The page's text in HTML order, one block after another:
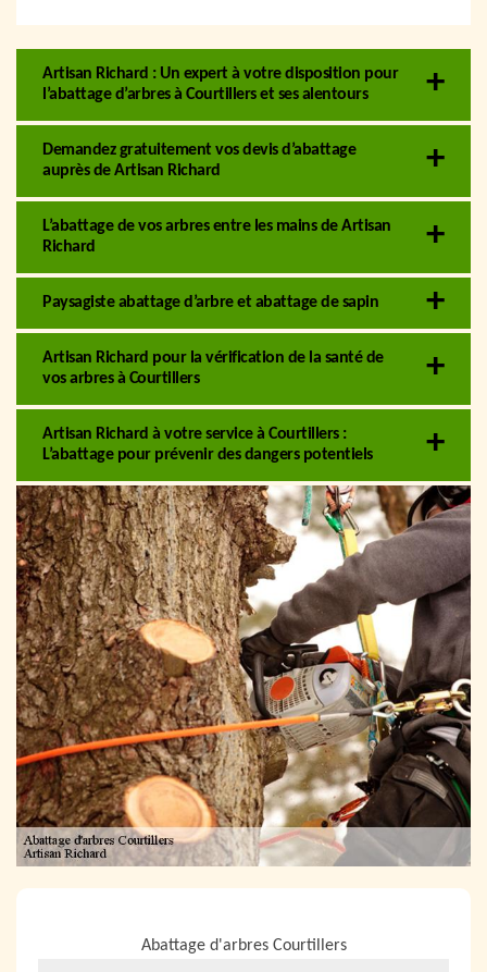
Artisan Richard : Un expert à votre disposition pour
l’abattage d’arbres à Courtillers et ses alentours
Demandez gratuitement vos devis d’abattage
auprès de Artisan Richard
L’abattage de vos arbres entre les mains de Artisan
Richard
Paysagiste abattage d’arbre et abattage de sapin
Artisan Richard pour la vérification de la santé de
vos arbres à Courtillers
Artisan Richard à votre service à Courtillers :
L’abattage pour prévenir des dangers potentiels
Abattage d'arbres Courtillers